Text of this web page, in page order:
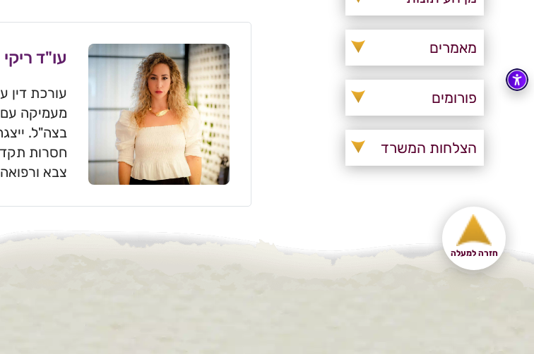
מאמרים
פורומים
הצלחות המשרד
עו"ד ריקי
עורכת דין
מעמיקה עם
בצה"ל.
חסרות
צבא
חזרה למעלה